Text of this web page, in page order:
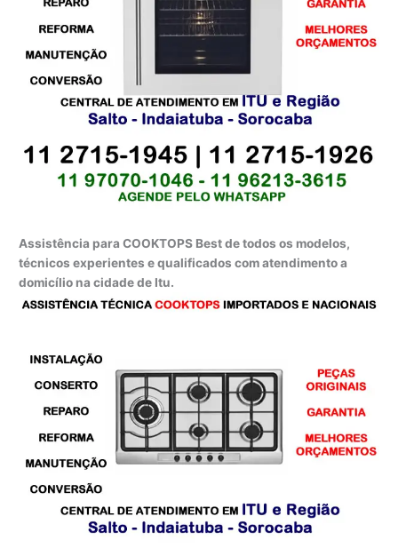
Assistência para COOKTOPS Best de todos os modelos,
técnicos experientes e qualificados com atendimento a
domicílio na cidade de Itu.